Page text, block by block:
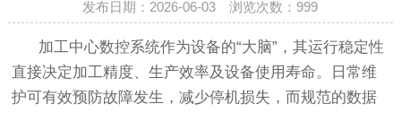
发布日期：2026-06-03 浏览次数： 999
加工中心数控系统作为设备的“大脑”，其运行稳定性
直接决定加工精度、生产效率及设备使用寿命。日常维
护可有效预防故障发生，减少停机损失，而规范的数据